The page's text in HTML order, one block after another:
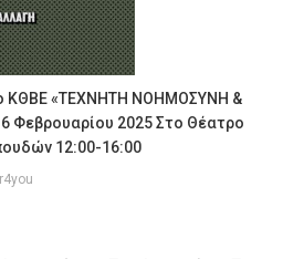
ΚΘΒΕ «ΤΕΧΝΗΤΗ ΝΟΗΜΟΣΥΝΗ &
Φεβρουαρίου 2025 Στο Θέατρο
12:00-16:00